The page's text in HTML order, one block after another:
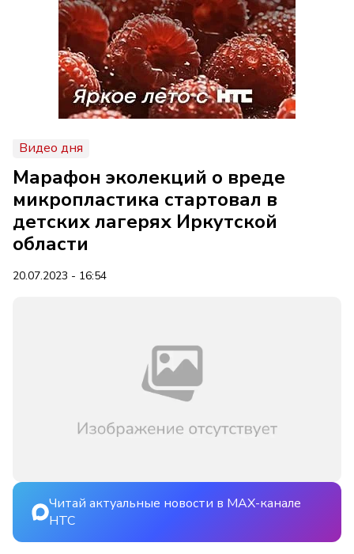
Видео дня
Марафон эколекций о вреде
микропластика стартовал в
детских лагерях Иркутской
области
20.07.2023 - 16:54
Читай актуальные новости в MAX-канале
НТС